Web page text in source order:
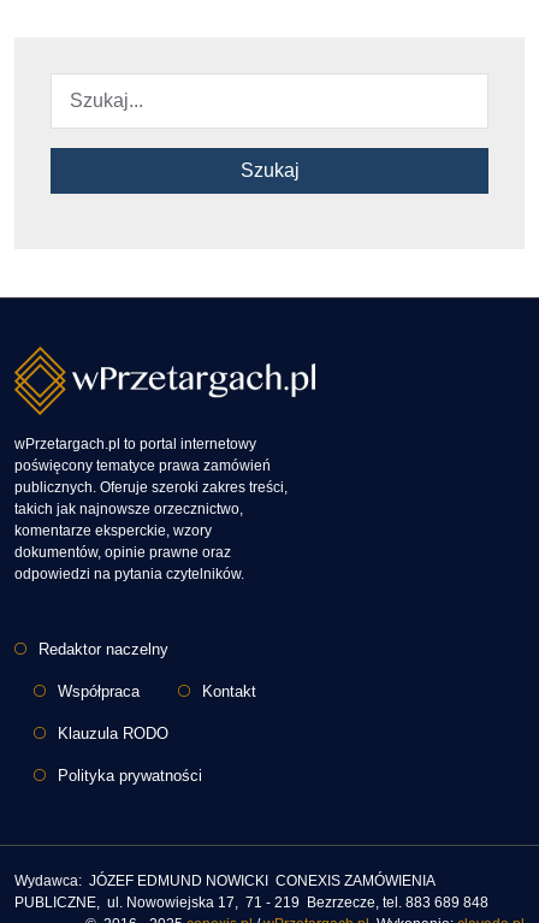
Szukaj
wPrzetargach.pl to portal internetowy
poświęcony tematyce prawa zamówień
publicznych. Oferuje szeroki zakres treści,
takich jak najnowsze orzecznictwo,
komentarze eksperckie, wzory
dokumentów, opinie prawne oraz
odpowiedzi na pytania czytelników.
Stopka
Redaktor naczelny
Współpraca Kontakt
Klauzula RODO
Polityka prywatności
Wydawca: JÓZEF EDMUND NOWICKI CONEXIS ZAMÓWIENIA
PUBLICZNE, ul. Nowowiejska 17, 71 - 219 Bezrzecze, tel. 883 689 848